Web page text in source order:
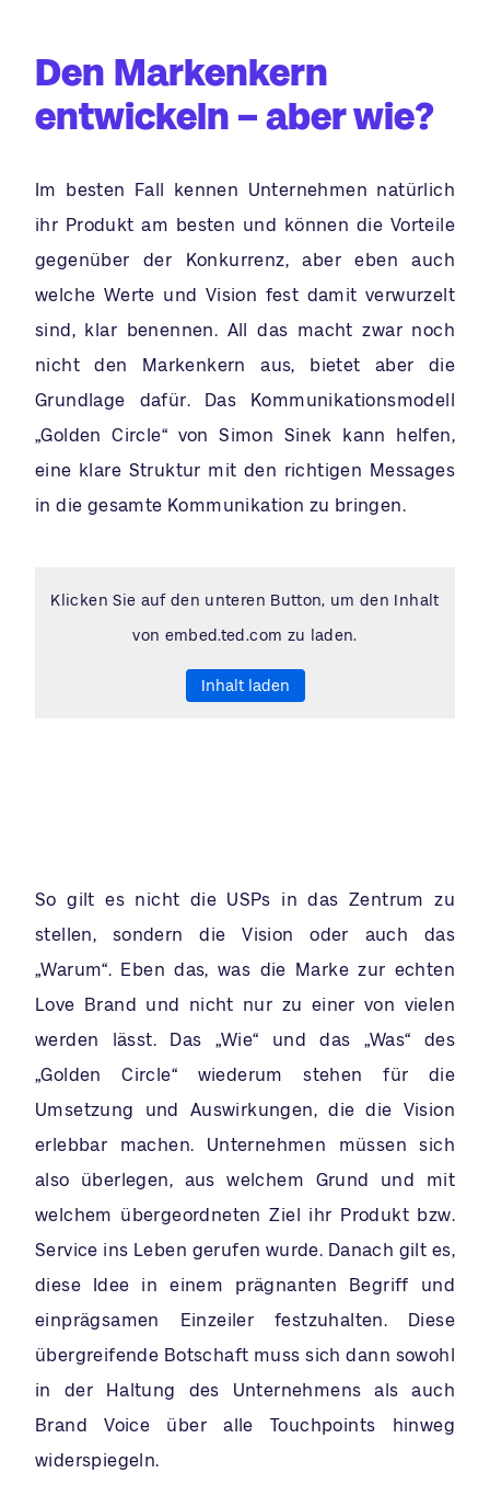
Den Markenkern
entwickeln – aber wie?
Im besten Fall kennen Unternehmen natürlich
ihr Produkt am besten und können die Vorteile
gegenüber der Konkurrenz, aber eben auch
welche Werte und Vision fest damit verwurzelt
sind, klar benennen. All das macht zwar noch
nicht den Markenkern aus, bietet aber die
Grundlage dafür. Das Kommunikationsmodell
„Golden Circle“ von Simon Sinek kann helfen,
eine klare Struktur mit den richtigen Messages
in die gesamte Kommunikation zu bringen.
Klicken Sie auf den unteren Button, um den Inhalt
von embed.ted.com zu laden.
Inhalt laden
So gilt es nicht die USPs in das Zentrum zu
stellen, sondern die Vision oder auch das
„Warum“. Eben das, was die Marke zur echten
Love Brand und nicht nur zu einer von vielen
werden lässt. Das „Wie“ und das „Was“ des
„Golden Circle“ wiederum stehen für die
Umsetzung und Auswirkungen, die die Vision
erlebbar machen. Unternehmen müssen sich
also überlegen, aus welchem Grund und mit
welchem übergeordneten Ziel ihr Produkt bzw.
Service ins Leben gerufen wurde. Danach gilt es,
diese Idee in einem prägnanten Begriff und
einprägsamen Einzeiler festzuhalten. Diese
übergreifende Botschaft muss sich dann sowohl
in der Haltung des Unternehmens als auch
Brand Voice über alle Touchpoints hinweg
widerspiegeln.